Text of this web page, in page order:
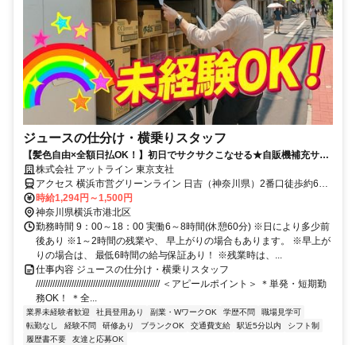
ジュースの仕分け・横乗りスタッフ
【髪色自由×全額日払OK！】初日でサクサクこなせる★自販機補充サポ
ート＜履歴書不要×WEB面談OK＞
株式会社 アットライン 東京支社
アクセス 横浜市営グリーンライン 日吉（神奈川県）2番口徒歩約6
分、横浜市営グリーンライン 日吉（神奈川県）2番口徒歩約6分、横
浜市営グリーンライン 日吉（神奈川県）2番口徒歩約6分
時給1,294円～1,500円
神奈川県横浜市港北区
勤務時間 9：00～18：00 実働6～8時間(休憩60分) ※日により多少前
後あり ※1～2時間の残業や、 早上がりの場合もあります。 ※早上が
りの場合は、 最低6時間の給与保証あり！ ※残業時は、...
仕事内容 ジュースの仕分け・横乗りスタッフ
//////////////////////////////////////////////////// ＜アピールポイント＞ ＊単発・短期勤
務OK！ ＊全...
業界未経験者歓迎 社員登用あり 副業・WワークOK 学歴不問
職場見学可
転勤なし
経験不問 研修あり ブランクOK 交通費支給 駅近5分以内
シフト制
履歴書不要
友達と応募OK